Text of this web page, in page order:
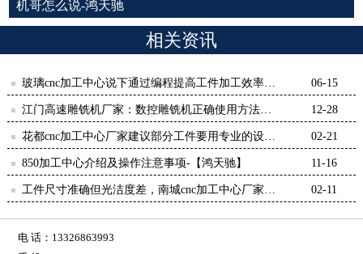
机哥怎么说-鸿天驰
相关资讯
玻璃cnc加工中心说下通过编程提高工件加工效率和
精度-【鸿天驰】
06-15
江门高速雕铣机厂家：数控雕铣机正确使用方法
（二）-【鸿天驰】
12-28
花都cnc加工中心厂家建议部分工件要用专业的设备
加工-【鸿天驰】
02-21
850加工中心介绍及操作注意事项-【鸿天驰】 11-16
工件尺寸准确但光洁度差，南城cnc加工中心厂家来
02-11
电 话：13326863993